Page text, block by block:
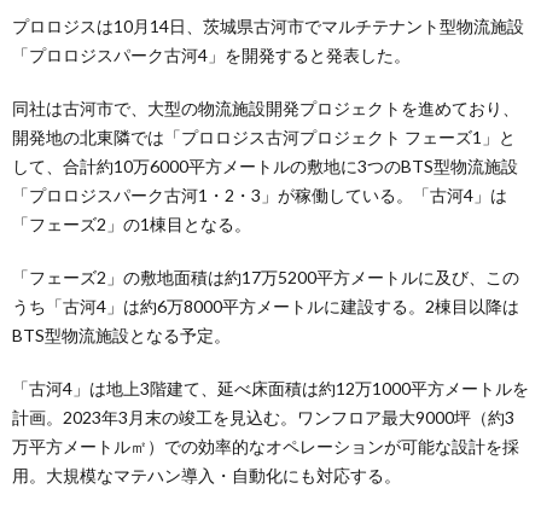
プロロジスは10月14日、茨城県古河市でマルチテナント型物流施設
「プロロジスパーク古河4」を開発すると発表した。
同社は古河市で、大型の物流施設開発プロジェクトを進めており、
開発地の北東隣では「プロロジス古河プロジェクト フェーズ1」と
して、合計約10万6000平方メートルの敷地に3つのBTS型物流施設
「プロロジスパーク古河1・2・3」が稼働している。「古河4」は
「フェーズ2」の1棟目となる。
「フェーズ2」の敷地面積は約17万5200平方メートルに及び、この
うち「古河4」は約6万8000平方メートルに建設する。2棟目以降は
BTS型物流施設となる予定。
「古河4」は地上3階建て、延べ床面積は約12万1000平方メートルを
計画。2023年3月末の竣工を見込む。ワンフロア最大9000坪（約3
万平方メートル㎡）での効率的なオペレーションが可能な設計を採
用。大規模なマテハン導入・自動化にも対応する。